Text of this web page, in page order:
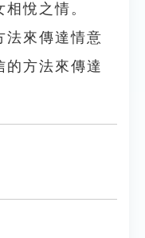
悅之情。
法來傳達情意
的方法來傳達